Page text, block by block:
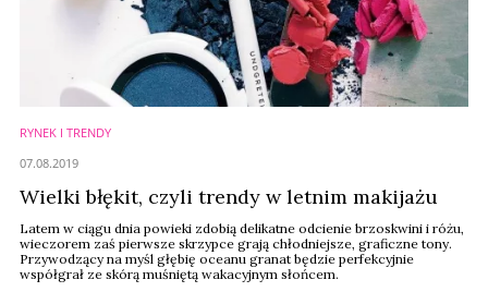
RYNEK I TRENDY
Wielki błękit, czyli trendy w letnim makijażu
Latem w ciągu dnia powieki zdobią delikatne odcienie brzoskwini i różu,
wieczorem zaś pierwsze skrzypce grają chłodniejsze, graficzne tony.
Przywodzący na myśl głębię oceanu granat będzie perfekcyjnie
współgrał ze skórą muśniętą wakacyjnym słońcem.
07.08.2019